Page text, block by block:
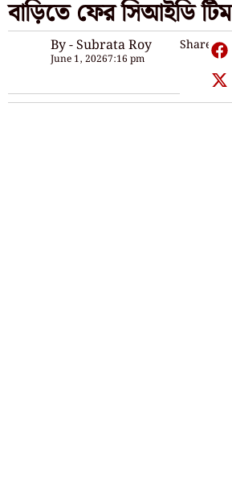
বাড়িতে ফের সিআইডি টিম
By - Subrata Roy
June 1, 20267:16 pm
Share: